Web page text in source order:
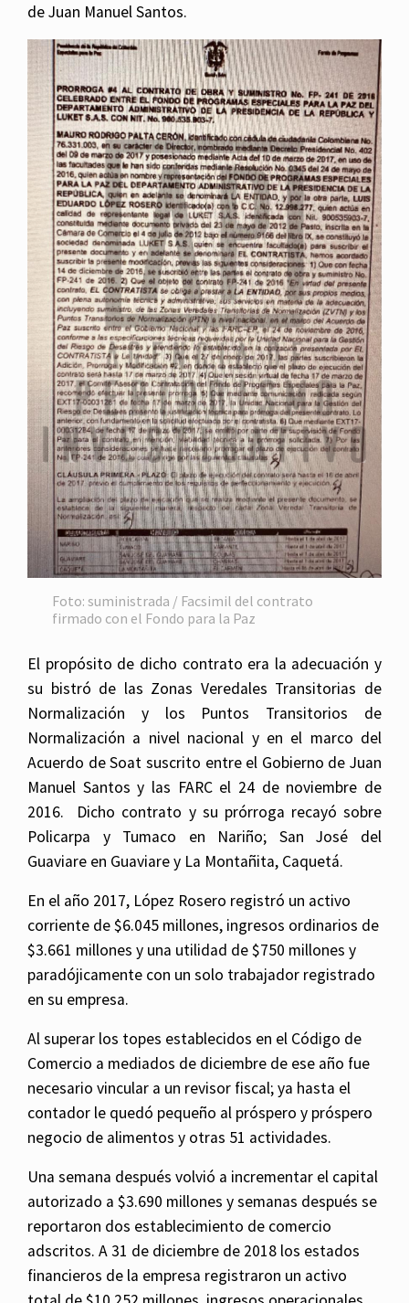
de Juan Manuel Santos.
Foto: suministrada / Facsimil del contrato
firmado con el Fondo para la Paz
El propósito de dicho contrato era la adecuación y
su bistró de las Zonas Veredales Transitorias de
Normalización y los Puntos Transitorios de
Normalización a nivel nacional y en el marco del
Acuerdo de Soat suscrito entre el Gobierno de Juan
Manuel Santos y las FARC el 24 de noviembre de
2016. Dicho contrato y su prórroga recayó sobre
Policarpa y Tumaco en Nariño; San José del
Guaviare en Guaviare y La Montañita, Caquetá.
En el año 2017, López Rosero registró un activo
corriente de $6.045 millones, ingresos ordinarios de
$3.661 millones y una utilidad de $750 millones y
paradójicamente con un solo trabajador registrado
en su empresa.
Al superar los topes establecidos en el Código de
Comercio a mediados de diciembre de ese año fue
necesario vincular a un revisor fiscal; ya hasta el
contador le quedó pequeño al próspero y próspero
negocio de alimentos y otras 51 actividades.
Una semana después volvió a incrementar el capital
autorizado a $3.690 millones y semanas después se
reportaron dos establecimiento de comercio
adscritos. A 31 de diciembre de 2018 los estados
financieros de la empresa registraron un activo